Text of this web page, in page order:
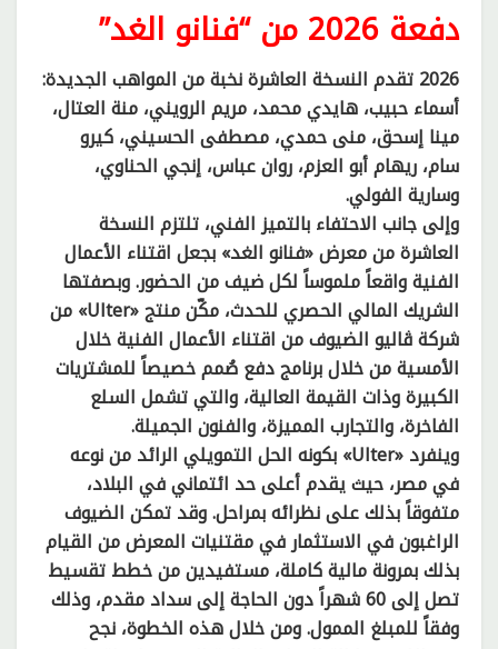
دفعة 2026 من “فنانو الغد”
2026 تقدم النسخة العاشرة نخبة من المواهب الجديدة:
أسماء حبيب، هايدي محمد، مريم الرويني، منة العتال،
مينا إسحق، منى حمدي، مصطفى الحسيني، كيرو
سام، ريهام أبو العزم، روان عباس، إنجي الحناوي،
وسارية الفولي.
وإلى جانب الاحتفاء بالتميز الفني، تلتزم النسخة
العاشرة من معرض «فنانو الغد» بجعل اقتناء الأعمال
الفنية واقعاً ملموساً لكل ضيف من الحضور. وبصفتها
الشريك المالي الحصري للحدث، مكّن منتج «Ulter» من
شركة ڤاليو الضيوف من اقتناء الأعمال الفنية خلال
الأمسية من خلال برنامج دفع صُمم خصيصاً للمشتريات
الكبيرة وذات القيمة العالية، والتي تشمل السلع
الفاخرة، والتجارب المميزة، والفنون الجميلة.
وينفرد «Ulter» بكونه الحل التمويلي الرائد من نوعه
في مصر، حيث يقدم أعلى حد ائتماني في البلاد،
متفوقاً بذلك على نظرائه بمراحل. وقد تمكن الضيوف
الراغبون في الاستثمار في مقتنيات المعرض من القيام
بذلك بمرونة مالية كاملة، مستفيدين من خطط تقسيط
تصل إلى 60 شهراً دون الحاجة إلى سداد مقدم، وذلك
وفقاً للمبلغ الممول. ومن خلال هذه الخطوة، نجح